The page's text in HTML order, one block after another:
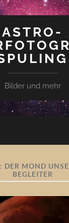
ASTRO-
Bilder und mehr
DER MOND
BEGLEITER